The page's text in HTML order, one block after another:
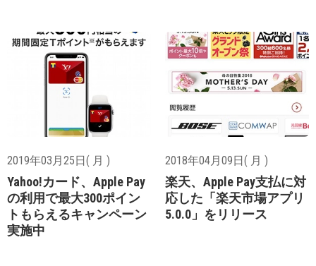
2019年03月25日( 月 )
Yahoo!カード、Apple Pay
の利用で最大300ポイン
トもらえるキャンペーン
実施中
2018年04月09日( 月 )
楽天、Apple Pay支払に対
応した「楽天市場アプリ
5.0.0」をリリース